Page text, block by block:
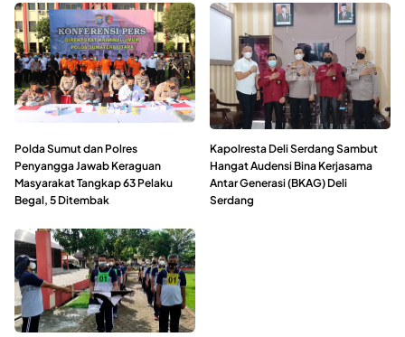
Polda Sumut dan Polres
Penyangga Jawab Keraguan
Masyarakat Tangkap 63 Pelaku
Begal, 5 Ditembak
Kapolresta Deli Serdang Sambut
Hangat Audensi Bina Kerjasama
Antar Generasi (BKAG) Deli
Serdang